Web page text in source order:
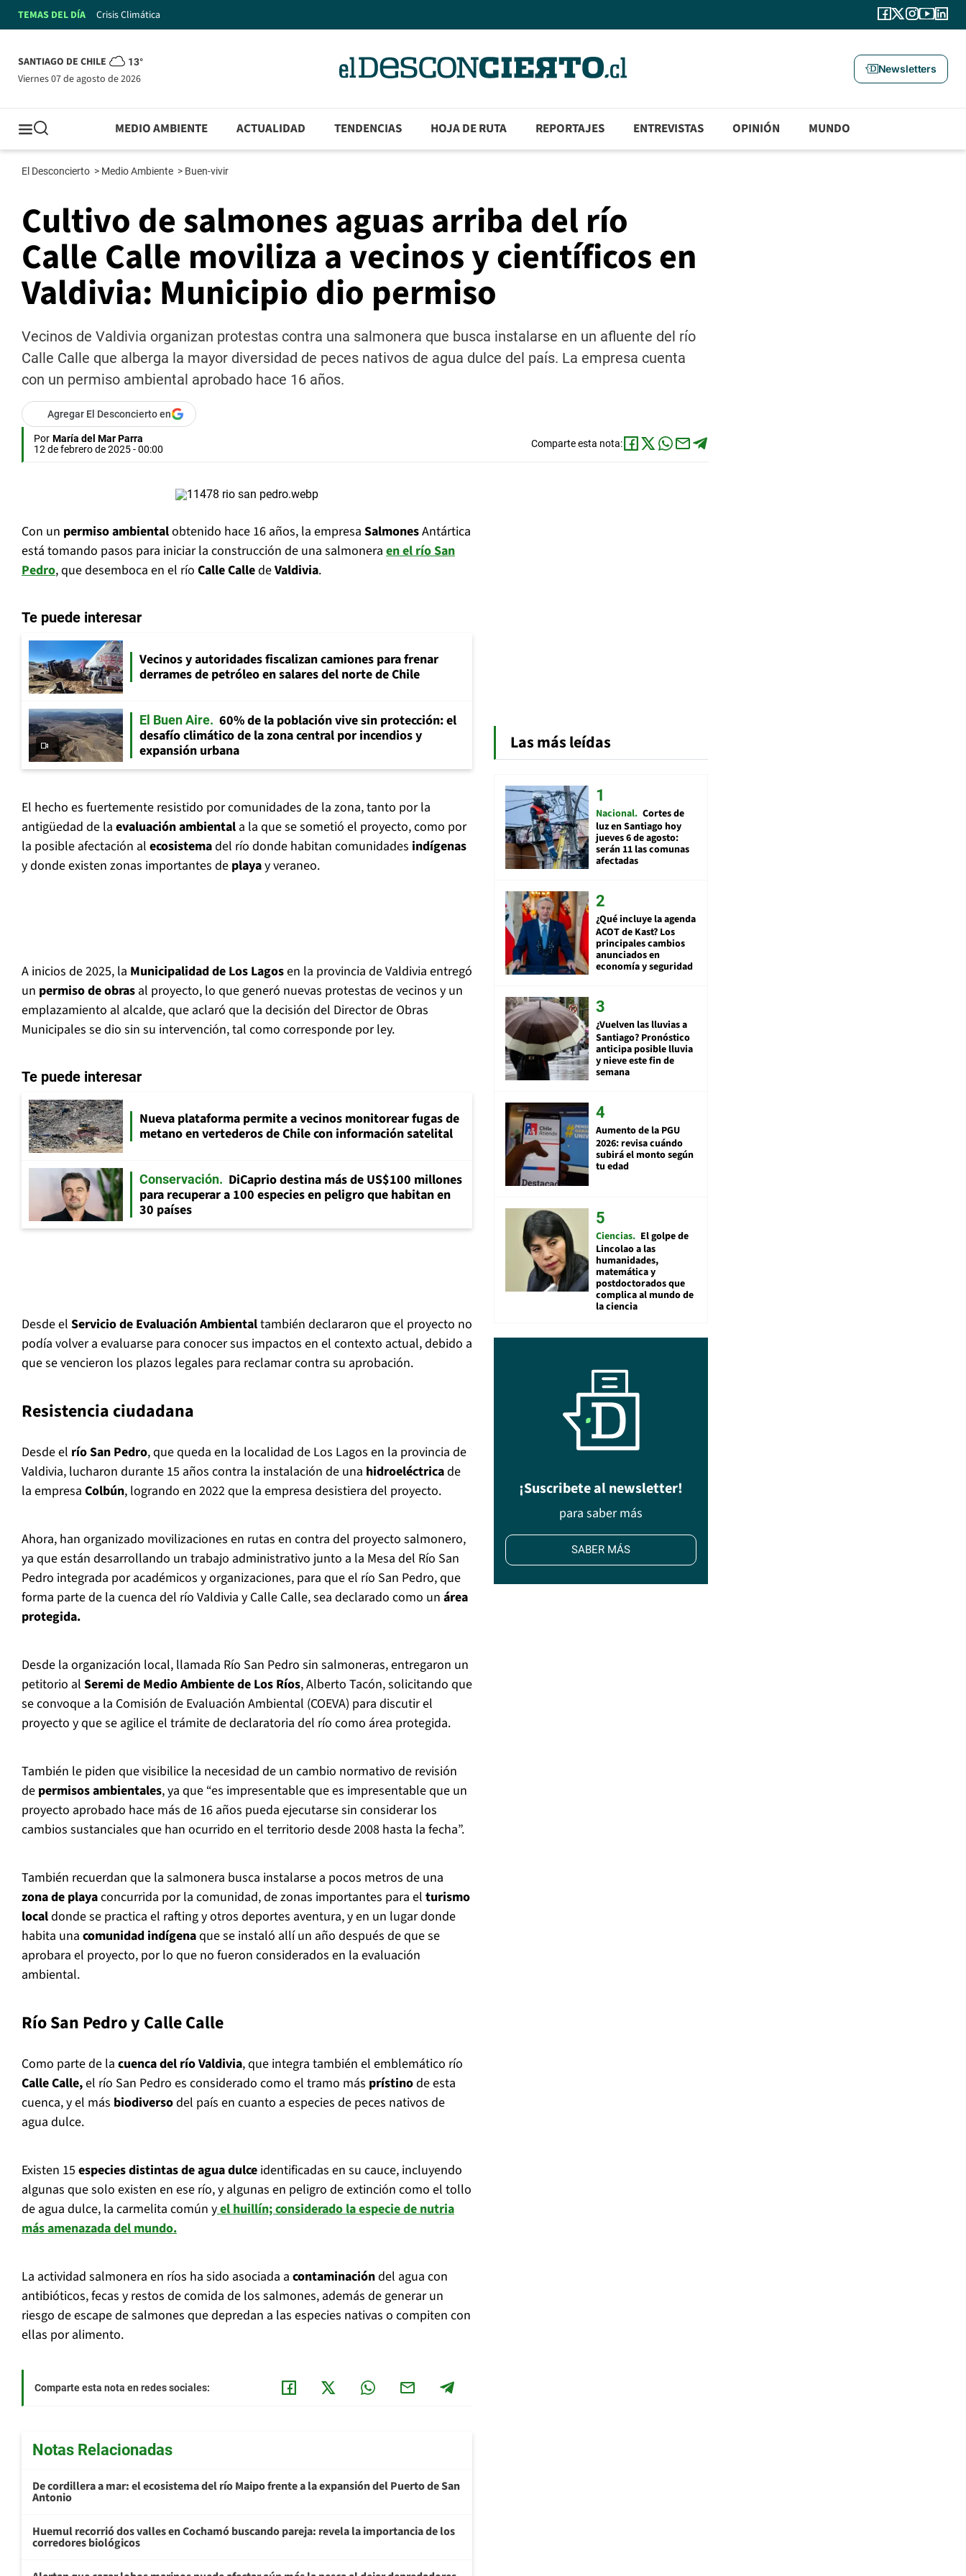
TEMAS DEL DÍA Crisis Climática
SANTIAGO DE CHILE 13°
viernes 07 de agosto de 2026
Newsletters
MEDIO AMBIENTE ACTUALIDAD TENDENCIAS HOJA DE RUTA REPORTAJES ENTREVISTAS OPINIÓN MUNDO
El Desconcierto > Medio Ambiente > Buen-vivir
Cultivo de salmones aguas arriba del río
Calle Calle moviliza a vecinos y científicos en
Valdivia: Municipio dio permiso
Vecinos de Valdivia organizan protestas contra una salmonera que busca instalarse en un afluente del río
Calle Calle que alberga la mayor diversidad de peces nativos de agua dulce del país. La empresa cuenta
con un permiso ambiental aprobado hace 16 años.
Agregar El Desconcierto en
Por María del Mar Parra
12 de febrero de 2025 - 00:00
Comparte esta nota:
Con un permiso ambientalobtenido hace 16 años, la empresa SalmonesAntártica
está tomando pasos para iniciar la construcción de una salmonera en el río San
Pedro, que desemboca en el río Calle CalledeValdivia.
Te puede interesar
Vecinos y autoridades fiscalizan camiones para frenar
derrames de petróleo en salares del norte de Chile
El Buen Aire
60% de la población vive sin protección: el
desafío climático de la zona central por incendios y
expansión urbana
El hecho es fuertemente resistido por comunidades de la zona, tanto por la
antigüedad de la evaluación ambiental a la que se sometió el proyecto, como por
la posible afectación al ecosistemadel río donde habitan comunidades indígenas
y donde existen zonas importantes de playay veraneo.
A inicios de 2025, la Municipalidad de Los Lagosen la provincia de Valdivia entregó
un permiso de obras al proyecto, lo que generó nuevas protestas de vecinos y un
emplazamiento al alcalde, que aclaró que la decisión del Director de Obras
Municipales se dio sin su intervención, tal como corresponde por ley.
Te puede interesar
Nueva plataforma permite a vecinos monitorear fugas de
metano en vertederos de Chile con información satelital
Conservación
DiCaprio destina más de US$100 millones
para recuperar a 100 especies en peligro que habitan en
30 países
Desde el Servicio de Evaluación Ambientaltambién declararon que el proyecto no
podía volver a evaluarse para conocer sus impactos en el contexto actual, debido a
que se vencieron los plazos legales para reclamar contra su aprobación.
Resistencia ciudadana
Desde el río San Pedro, que queda en la localidad de Los Lagos en la provincia de
Valdivia, lucharon durante 15 años contra la instalación de una hidroeléctricade
la empresa Colbún, logrando en 2022 que la empresa desistiera del proyecto.
Ahora, han organizado movilizaciones en rutas en contra del proyecto salmonero,
ya que están desarrollando un trabajo administrativo junto a la Mesa del Río San
Pedro integrada por académicos y organizaciones, para que el río San Pedro, que
forma parte de la cuenca del río Valdivia y Calle Calle, sea declarado como un área
protegida.
Desde la organización local, llamada Río San Pedro sin salmoneras, entregaron un
petitorio al Seremi de Medio Ambiente de Los Ríos, Alberto Tacón, solicitando que
se convoque a la Comisión de Evaluación Ambiental (COEVA) para discutir el
proyecto y que se agilice el trámite de declaratoria del río como área protegida.
También le piden que visibilice la necesidad de un cambio normativo de revisión
de permisos ambientales, ya que “es impresentable que es impresentable que un
proyecto aprobado hace más de 16 años pueda ejecutarse sin considerar los
cambios sustanciales que han ocurrido en el territorio desde 2008 hasta la fecha”.
También recuerdan que la salmonera busca instalarse a pocos metros de una
zona de playaconcurrida por la comunidad, de zonas importantes para el turismo
localdonde se practica el rafting y otros deportes aventura, y en un lugar donde
habita una comunidad indígenaque se instaló allí un año después de que se
aprobara el proyecto, por lo que no fueron considerados en la evaluación
ambiental.
Río San Pedro y Calle Calle
Como parte de la cuenca del río Valdivia, que integra también el emblemático río
Calle Calle,el río San Pedro es considerado como el tramo más prístinode esta
cuenca, y el más biodiversodel país en cuanto a especies de peces nativos de
agua dulce.
Existen 15 especies distintas de agua dulce identificadas en su cauce, incluyendo
algunas que solo existen en ese río, y algunas en peligro de extinción como el tollo
de agua dulce, la carmelita común yel huillín; considerado la especie de nutria
más amenazada del mundo.
La actividad salmonera en ríos ha sido asociada a contaminacióndel agua con
antibióticos, fecas y restos de comida de los salmones, además de generar un
riesgo de escape de salmones que depredan a las especies nativas o compiten con
ellas por alimento.
Comparte esta nota en redes sociales:
Notas Relacionadas
De cordillera a mar: el ecosistema del río Maipo frente a la expansión del Puerto de San
Antonio
Huemul recorrió dos valles en Cochamó buscando pareja: revela la importancia de los
corredores biológicos
Las más leídas
Nacional Cortes de
luz en Santiago hoy
jueves 6 de agosto:
serán 11 las comunas
afectadas
¿Qué incluye la agenda
ACOT de Kast? Los
principales cambios
anunciados en
economía y seguridad
¿Vuelven las lluvias a
Santiago? Pronóstico
anticipa posible lluvia
y nieve este fin de
semana
Aumento de la PGU
2026: revisa cuándo
subirá el monto según
tu edad
Ciencias El golpe de
Lincolao a las
humanidades,
matemática y
postdoctorados que
complica al mundo de
la ciencia
¡Suscribete al newsletter!
para saber más
SABER MÁS